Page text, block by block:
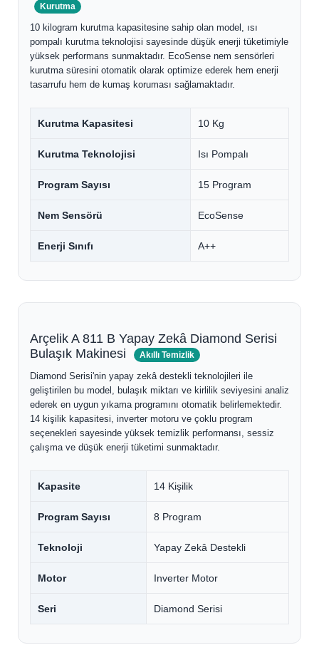
Kurutma
10 kilogram kurutma kapasitesine sahip olan model, ısı
pompalı kurutma teknolojisi sayesinde düşük enerji tüketimiyle
yüksek performans sunmaktadır. EcoSense nem sensörleri
kurutma süresini otomatik olarak optimize ederek hem enerji
tasarrufu hem de kumaş koruması sağlamaktadır.
Kurutma Kapasitesi 10 Kg
Kurutma Teknolojisi Isı Pompalı
Program Sayısı 15 Program
Nem Sensörü EcoSense
Enerji Sınıfı A++
Arçelik A 811 B Yapay Zekâ Diamond Serisi
Bulaşık Makinesi
Akıllı Temizlik
Diamond Serisi'nin yapay zekâ destekli teknolojileri ile
geliştirilen bu model, bulaşık miktarı ve kirlilik seviyesini analiz
ederek en uygun yıkama programını otomatik belirlemektedir.
14 kişilik kapasitesi, inverter motoru ve çoklu program
seçenekleri sayesinde yüksek temizlik performansı, sessiz
çalışma ve düşük enerji tüketimi sunmaktadır.
Kapasite 14 Kişilik
Program Sayısı 8 Program
Teknoloji Yapay Zekâ Destekli
Motor Inverter Motor
Seri Diamond Serisi